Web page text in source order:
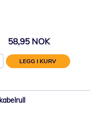
58,95 NOK
LEGG I KURV